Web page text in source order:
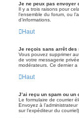
Je ne peux pas envoyer
Il y a trois raisons pour
l’ensemble du forum, ou
d’informations.
Haut
Je reçois sans arrêt des
Vous pouvez supprimer
de votre messagerie
modérateurs. Ce dernier a
Haut
J’ai reçu un spam ou un
Le formulaire de courrier
Envoyez à
sur l’expéditeur du